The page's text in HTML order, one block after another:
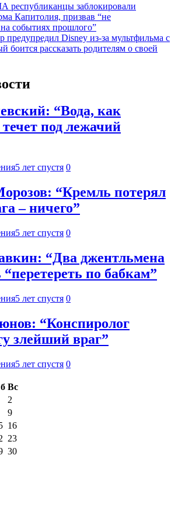
республиканцы заблокировали
Капитолия, призвав “не
событиях прошлого”
предупредил Disney из-за мультфильма c
боится рассказать родителям о своей
“Вода, как
течет под лежачий
5 лет спустя 0
“Кремль потерял
– ничего”
5 лет спустя 0
“Два джентльмена
по бабкам”
5 лет спустя 0
“Конспиролог
злейший враг”
5 лет спустя 0
Вс
2
9
16
23
30